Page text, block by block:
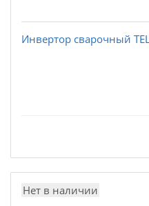
Инвертор сварочный
Нет в наличии